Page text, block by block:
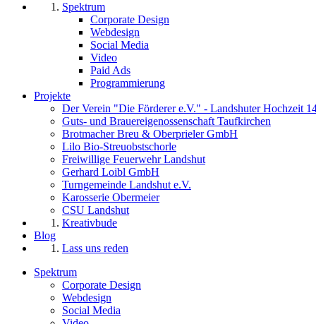
Spektrum
Corporate Design
Webdesign
Social Media
Video
Paid Ads
Programmierung
Projekte
Der Verein "Die Förderer e.V." - Landshuter Hochzeit
Guts- und Brauereigenossenschaft Taufkirchen
Brotmacher Breu & Oberprieler GmbH
Lilo Bio-Streuobstschorle
Freiwillige Feuerwehr Landshut
Gerhard Loibl GmbH
Turngemeinde Landshut e.V.
Karosserie Obermeier
CSU Landshut
Kreativbude
Blog
Lass uns reden
Spektrum
Corporate Design
Webdesign
Social Media